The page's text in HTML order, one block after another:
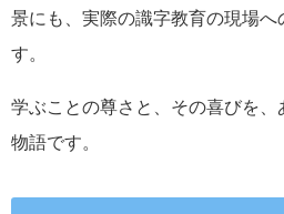
景にも、実際の識字教育の現場
す。
学ぶことの尊さと、その喜びを、
物語です。